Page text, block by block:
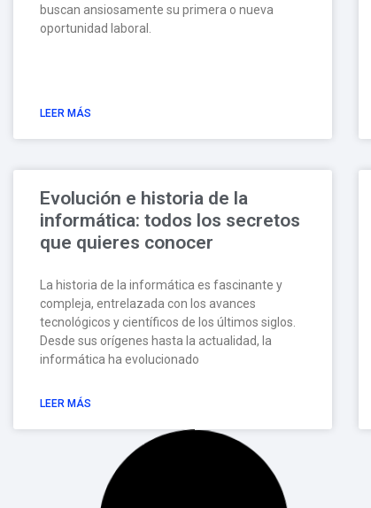
buscan ansiosamente su primera o nueva
oportunidad laboral.
LEER MÁS
Evolución e historia de la
informática: todos los secretos
que quieres conocer
La historia de la informática es fascinante y
compleja, entrelazada con los avances
tecnológicos y científicos de los últimos siglos.
Desde sus orígenes hasta la actualidad, la
informática ha evolucionado
LEER MÁS
Historia del software en 5